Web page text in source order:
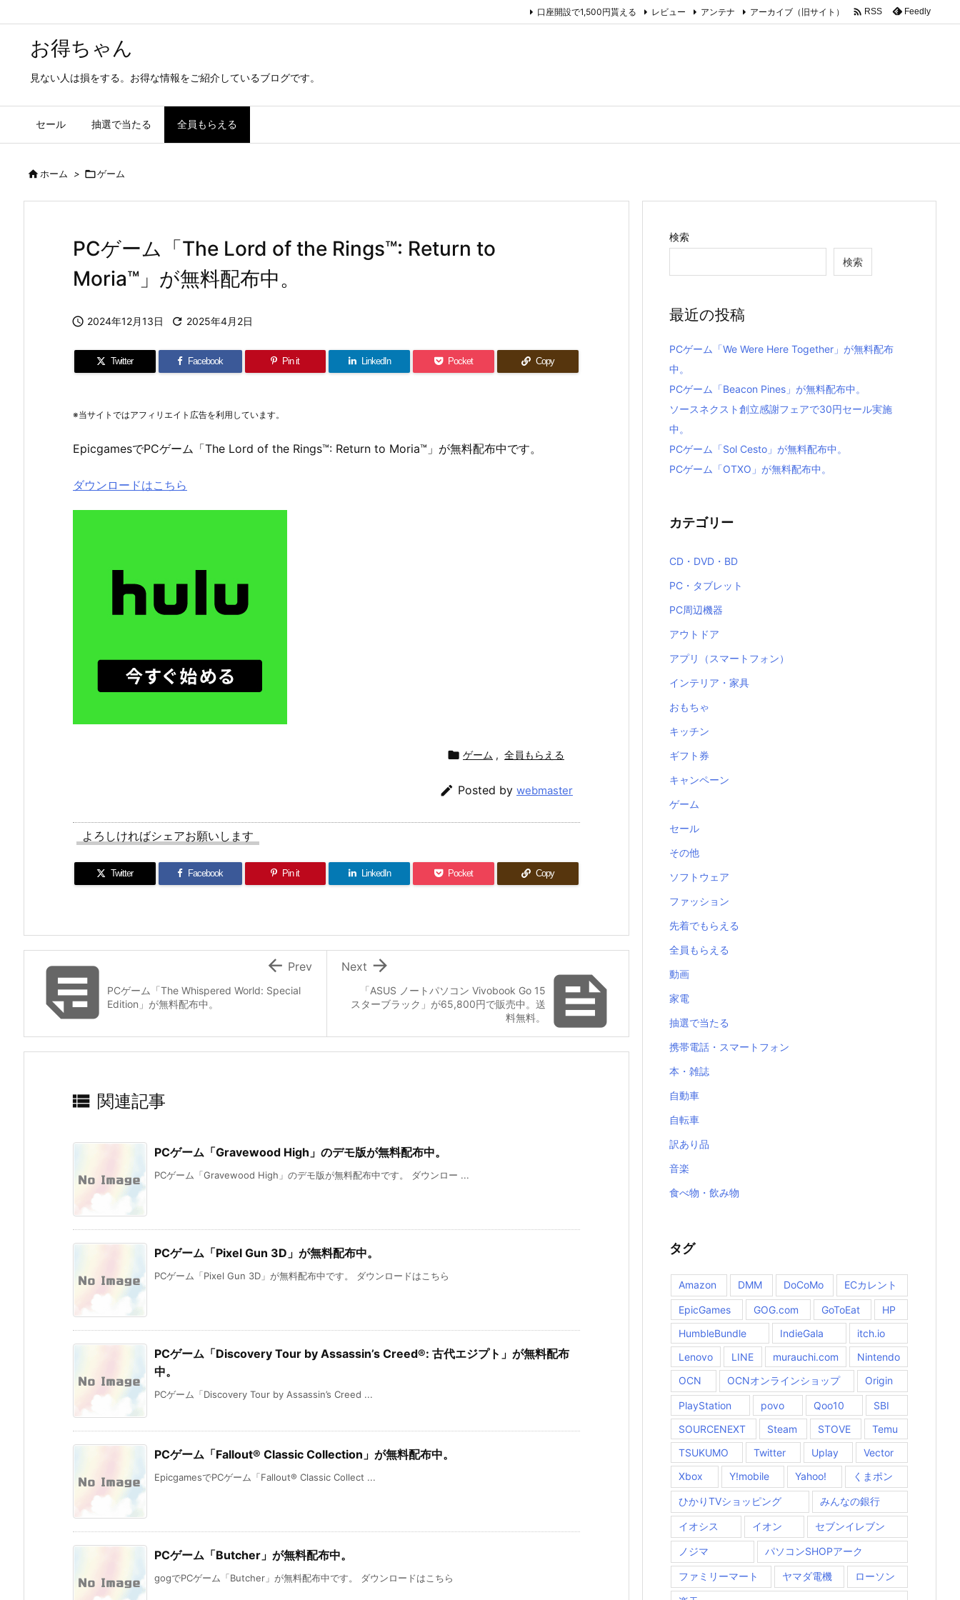
お得ちゃん
見ない人は損をする。お得な情報をご紹介しているブログです。
セール 抽選で当たる 全員もらえる
口座開設で1,500円貰える レビュー アンテナ アーカイブ（旧サイト）  RSS Feedly
ホーム > ゲーム
PCゲーム「The Lord of the Rings™: Return to
Moria™」が無料配布中。
 2024年12月13日  2025年4月2日
Twitter Facebook Pin it LinkedIn Pocket Copy
※当サイトではアフィリエイト広告を利用しています。
EpicgamesでPCゲーム「The Lord of the Rings™: Return to Moria™」が無料配布中です。
ダウンロードはこちら
 ゲーム , 全員もらえる
 Posted by webmaster
よろしければシェアお願いします
Twitter Facebook Pin it LinkedIn Pocket Copy

「ASUS ノートパソコン Vivobook Go 15
スターブラック」が65,800円で販売中。送
料無料。

Next
PCゲーム「The Whispered World: Special
Edition」が無料配布中。
 Prev
 関連記事
PCゲーム「Gravewood High」のデモ版が無料配布中。
PCゲーム「Gravewood High」のデモ版が無料配布中です。 ダウンロー ...
PCゲーム「Pixel Gun 3D」が無料配布中。
PCゲーム「Pixel Gun 3D」が無料配布中です。 ダウンロードはこちら
PCゲーム「Discovery Tour by Assassin’s Creed®: 古代エジプト」が無料配布
中。
PCゲーム「Discovery Tour by Assassin’s Creed ...
PCゲーム「Fallout® Classic Collection」が無料配布中。
EpicgamesでPCゲーム「Fallout® Classic Collect ...
PCゲーム「Butcher」が無料配布中。
gogでPCゲーム「Butcher」が無料配布中です。 ダウンロードはこちら
検索
検索
最近の投稿
PCゲーム「We Were Here Together」が無料配布
中。
PCゲーム「Beacon Pines」が無料配布中。
ソースネクスト創立感謝フェアで30円セール実施
中。
PCゲーム「Sol Cesto」が無料配布中。
PCゲーム「OTXO」が無料配布中。
カテゴリー
CD・DVD・BD
PC・タブレット
PC周辺機器
アウトドア
アプリ（スマートフォン）
インテリア・家具
おもちゃ
キッチン
ギフト券
キャンペーン
ゲーム
セール
その他
ソフトウェア
ファッション
先着でもらえる
全員もらえる
動画
家電
抽選で当たる
携帯電話・スマートフォン
本・雑誌
自動車
自転車
訳あり品
音楽
食べ物・飲み物
タグ
Amazon DMM DoCoMo ECカレント
EpicGames GOG.com GoToEat
HP
HumbleBundle
IndieGala
itch.io
Lenovo
LINE murauchi.com
Nintendo
OCN
OCNオンラインショップ Origin
PlayStation povo Qoo10
SBI
SOURCENEXT
Steam STOVE
Temu
TSUKUMO
Twitter Uplay
Vector
Xbox
Y!mobile Yahoo! くまポン
ひかりTVショッピング みんなの銀行
イオシス イオン セブンイレブン
ノジマ パソコンSHOPアーク
ファミリーマート ヤマダ電機 ローソン